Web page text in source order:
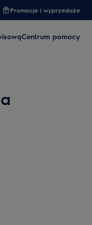
Promocje i wyprzedaże
Centrum pomocy